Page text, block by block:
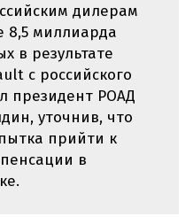
дилерам
8,5 миллиарда
в результате
с российского
президент РОАД
уточнив, что
прийти к
в